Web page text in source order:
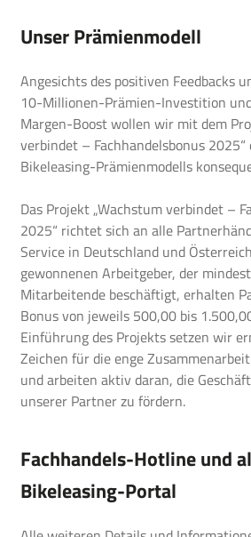
Unser Prämienmodell
Angesichts des positiven Feedbacks
10-Millionen-Prämien-Investition
Margen-Boost wollen wir mit dem
verbindet – Fachhandelsbonus 2025“
Bikeleasing-Prämienmodells
Das Projekt „Wachstum verbindet –
2025“ richtet sich an alle
Service in Deutschland und
gewonnenen Arbeitgeber, der
Mitarbeitende beschäftigt, erhalten
Bonus von jeweils 500,00 bis
Einführung des Projekts setzen wir
Zeichen für die enge
und arbeiten aktiv daran, die
unserer Partner zu fördern.
Fachhandels-Hotline und
Bikeleasing-Portal